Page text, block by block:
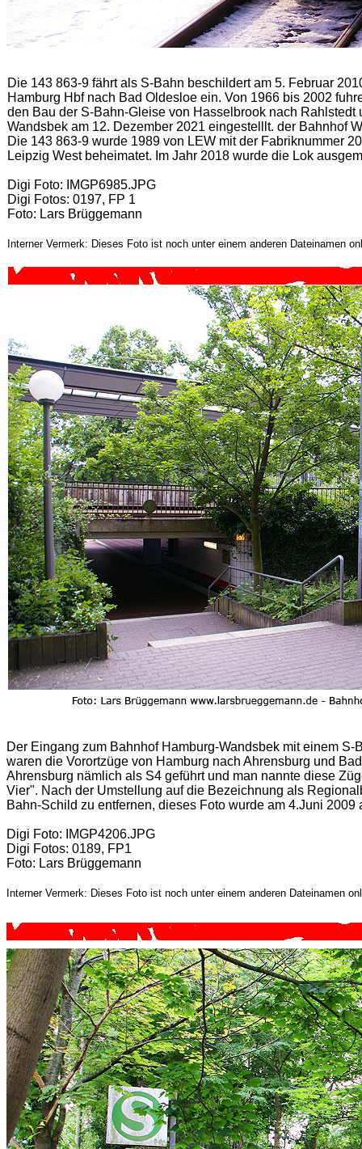
Die 143 863-9 fährt als S-Bahn beschildert am 5. Februar
Hamburg Hbf nach Bad Oldesloe ein. Von 1966 bis 2002
den Bau der S-Bahn-Gleise von Hasselbrook nach
Wandsbek am 12. Dezember 2021 eingestelllt. der Bahnhof
Die 143 863-9 wurde 1989 von LEW mit der Fabriknummer
Leipzig West beheimatet. Im Jahr 2018 wurde die Lok
Digi Foto: IMGP6985.JPG
Digi Fotos: 0197, FP 1
Foto: Lars Brüggemann
Interner Vermerk: Dieses Foto ist noch unter einem anderen Dateinamen
Der Eingang zum Bahnhof Hamburg-Wandsbek mit einem
waren die Vorortzüge von Hamburg nach Ahrensburg und
Ahrensburg nämlich als S4 geführt und man nannte diese
Vier". Nach der Umstellung auf die Bezeichnung als
Bahn-Schild zu entfernen, dieses Foto wurde am 4.Juni 2009
Digi Foto: IMGP4206.JPG
Digi Fotos: 0189, FP1
Foto: Lars Brüggemann
Interner Vermerk: Dieses Foto ist noch unter einem anderen Dateinamen